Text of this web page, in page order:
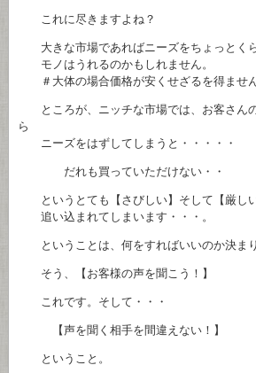
これに尽きますよね？
大きな市場であればニーズをちょっとく
モノはうれるのかもしれません。
＃大体の場合価格が安くせざるを得ませ
ところが、ニッチな市場では、お客さん
ら
ニーズをはずしてしまうと・・・・・
だれも買っていただけない・・
というとても【さびしい】そして【厳し
追い込まれてしまいます・・・。
ということは、何をすればいいのか決まり
そう、【お客様の声を聞こう！】
これです。そして・・・
【声を聞く相手を間違えない！】
ということ。